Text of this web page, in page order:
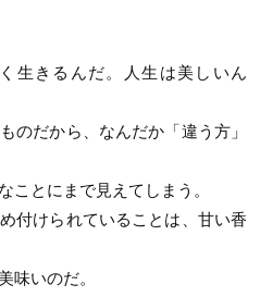
生きるんだ。人生は美しいん
のだから、なんだか「違う方」
ことにまで見えてしまう。
付けられていることは、甘い香
味いのだ。